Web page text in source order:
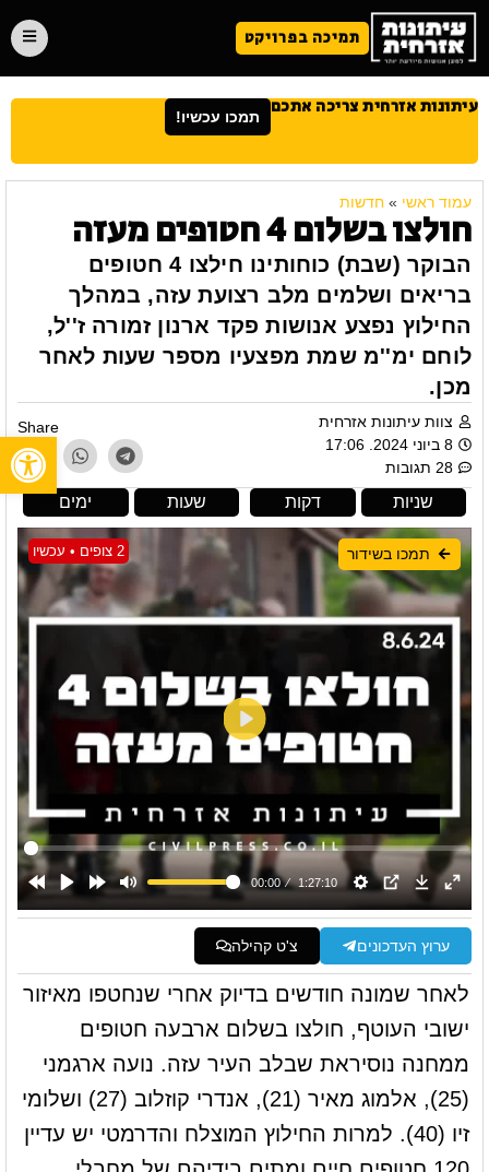
תמיכה בפרויקט
עיתונות אזרחית צריכה אתכם תמכו עכשיו!
עמוד ראשי » חדשות
חולצו בשלום 4 חטופים מעזה
הבוקר (שבת) כוחותינו חילצו 4 חטופים
בריאים ושלמים מלב רצועת עזה, במהלך
החילוץ נפצע אנושות פקד ארנון זמורה ז''ל,
לוחם ימ''מ שמת מפצעיו מספר שעות לאחר
מכן.
צוות עיתונות אזרחית
8 ביוני 2024. 17:06
28 תגובות
Share
ימים שעות דקות שניות
2 צופים • עכשיו תמכו בשידור
ערוץ העדכונים צ'ט קהילה
לאחר שמונה חודשים בדיוק אחרי שנחטפו מאיזור
ישובי העוטף, חולצו בשלום ארבעה חטופים
ממחנה נוסיראת שבלב העיר עזה. נועה ארגמני
(25), אלמוג מאיר (21), אנדרי קוזלוב (27) ושלומי
זיו (40). למרות החילוץ המוצלח והדרמטי יש עדיין